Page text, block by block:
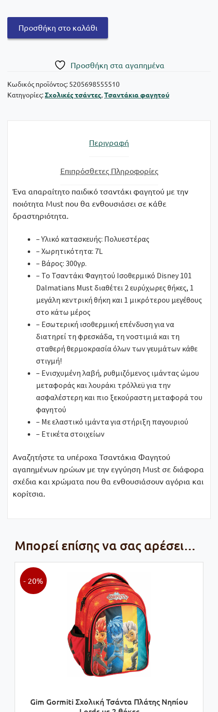
Τσαντάκι
101
Dalmatians
Προσθήκη στο καλάθι
Πρoσθήκη στα αγαπημένα
Κωδικός προϊόντος: 5205698555510
Κατηγορίες:Σχολικές τσάντες,Τσαντάκια φαγητού
Περιγραφή
Επιπρόσθετες Πληροφορίες
Ένα απαραίτητο παιδικό τσαντάκι φαγητού με την
ποιότητα Must που θα ενθουσιάσει σε κάθε
δραστηριότητα.
– Υλικό κατασκευής: Πολυεστέρας
– Χωρητικότητα: 7L
– Βάρος: 300γρ.
– Το Τσαντάκι Φαγητού Ισοθερμικό Disney 101
Dalmatians Must διαθέτει 2 ευρύχωρες θήκες, 1
μεγάλη κεντρική θήκη και 1 μικρότερου μεγέθους
στο κάτω μέρος
– Εσωτερική ισοθερμική επένδυση για να
διατηρεί τη φρεσκάδα, τη νοστιμιά και τη
σταθερή θερμοκρασία όλων των γευμάτων κάθε
στιγμή!
– Ενισχυμένη λαβή, ρυθμιζόμενος ιμάντας ώμου
μεταφοράς και λουράκι τρόλλεϋ για την
ασφαλέστερη και πιο ξεκούραστη μεταφορά του
φαγητού
– Με ελαστικό ιμάντα για στήριξη παγουριού
– Ετικέτα στοιχείων
Αναζητήστε τα υπέροχα Τσαντάκια Φαγητού
αγαπημένων ηρώων με την εγγύηση Must σε διάφορα
σχέδια και χρώματα που θα ενθουσιάσουν αγόρια και
κορίτσια.
Μπορεί επίσης να σας αρέσει…
Gim Gormiti Σχολική Τσάντα Πλάτης Νηπίου
- 20%